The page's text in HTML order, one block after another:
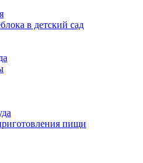
в детский сад
пищи